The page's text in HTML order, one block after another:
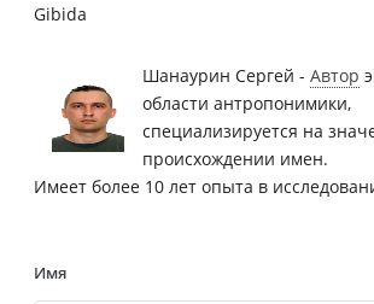
Gibida
Шанаурин Сергей - Автор
области антропонимики,
специализируется на
происхождении имен.
Имеет более 10 лет опыта в
Имя